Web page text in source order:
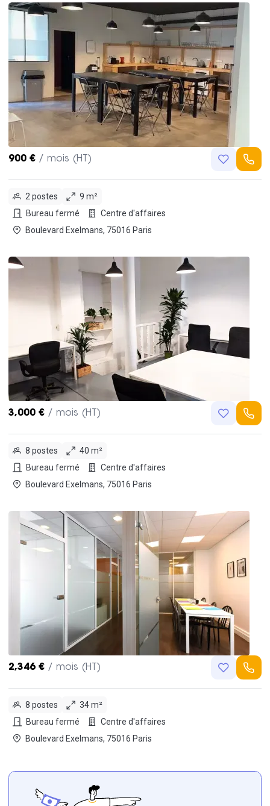
900 € / mois (HT)
2 postes
9 m²
Bureau fermé
Centre d'affaires
Boulevard Exelmans, 75016 Paris
3,000 € / mois (HT)
8 postes
40 m²
Bureau fermé
Centre d'affaires
Boulevard Exelmans, 75016 Paris
2,346 € / mois (HT)
8 postes
34 m²
Bureau fermé
Centre d'affaires
Boulevard Exelmans, 75016 Paris